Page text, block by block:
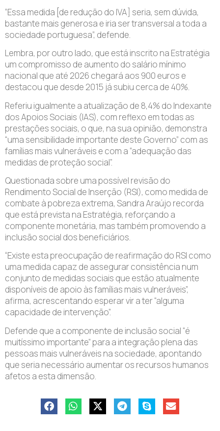
“Essa medida [de redução do IVA] seria, sem dúvida,
bastante mais generosa e iria ser transversal a toda a
sociedade portuguesa”, defende.
Lembra, por outro lado, que está inscrito na Estratégia
um compromisso de aumento do salário mínimo
nacional que até 2026 chegará aos 900 euros e
destacou que desde 2015 já subiu cerca de 40%.
Referiu igualmente a atualização de 8,4% do Indexante
dos Apoios Sociais (IAS), com reflexo em todas as
prestações sociais, o que, na sua opinião, demonstra
“uma sensibilidade importante deste Governo” com as
famílias mais vulneráveis e com a “adequação das
medidas de proteção social”.
Questionada sobre uma possível revisão do
Rendimento Social de Inserção (RSI), como medida de
combate à pobreza extrema, Sandra Araújo recorda
que está prevista na Estratégia, reforçando a
componente monetária, mas também promovendo a
inclusão social dos beneficiários.
“Existe esta preocupação de reafirmação do RSI como
uma medida capaz de assegurar consistência num
conjunto de medidas sociais que estão atualmente
disponíveis de apoio às famílias mais vulneráveis”,
afirma, acrescentando esperar vir a ter “alguma
capacidade de intervenção”.
Defende que a componente de inclusão social “é
muitíssimo importante” para a integração plena das
pessoas mais vulneráveis na sociedade, apontando
que seria necessário aumentar os recursos humanos
afetos a esta dimensão.